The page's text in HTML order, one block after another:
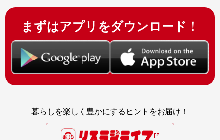
まずはアプリをダウンロード！
暮らしを楽しく豊かにするヒントをお届け！